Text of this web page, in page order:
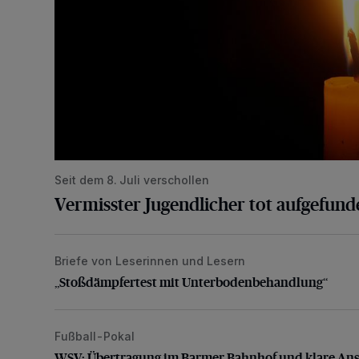
Seit dem 8. Juli verschollen
Vermisster Jugendlicher tot
„Stoßdämpfertest mit Unterbodenbehandlung“
Briefe von Leserinnen und Lesern
„Stoßdämpfertest mit Unterbodenbehandlung“
WSV: Übertragung im Barmer Bahnhof und klare
Fußball-Pokal